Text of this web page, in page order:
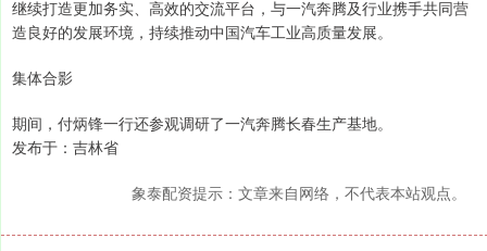
继续打造更加务实、高效的交流平台，与一汽奔腾及行业携手共同营
造良好的发展环境，持续推动中国汽车工业高质量发展。
集体合影
期间，付炳锋一行还参观调研了一汽奔腾长春生产基地。
发布于：吉林省
象泰配资提示：文章来自网络，不代表本站观点。